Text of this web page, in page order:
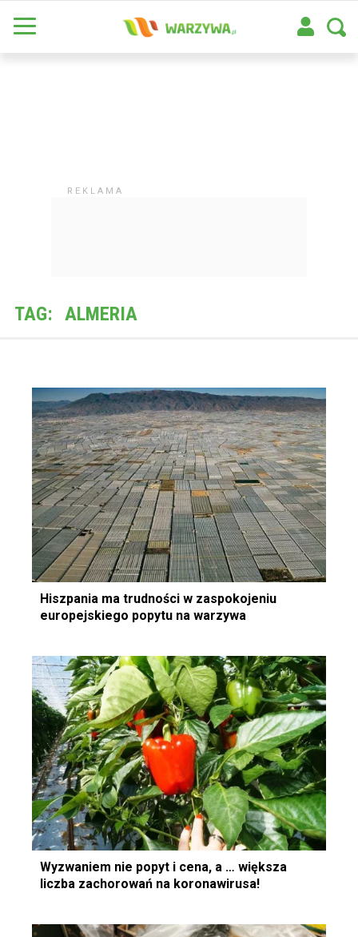
TAG: ALMERIA
Hiszpania ma trudności w zaspokojeniu
europejskiego popytu na warzywa
Wyzwaniem nie popyt i cena, a … większa
liczba zachorowań na koronawirusa!